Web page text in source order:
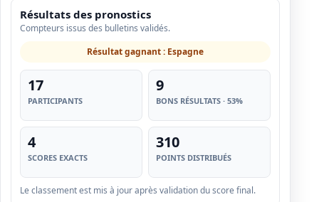
Résultats des pronostics
Compteurs issus des bulletins validés.
Résultat gagnant : Espagne
17
PARTICIPANTS
9
BONS RÉSULTATS · 53%
4
SCORES EXACTS
310
POINTS DISTRIBUÉS
Le classement est mis à jour après validation du score final.